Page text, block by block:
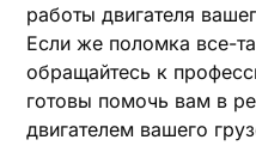
работы двигателя
Если же поломка все-
обращайтесь к
готовы помочь вам в
двигателем вашего